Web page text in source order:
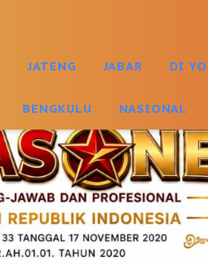
JATENG JABAR DI
BENGKULU NASIONAL